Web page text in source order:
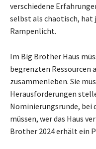
verschiedene
selbst als chaotisch, hat
Rampenlicht.
Im Big Brother Haus
begrenzten Ressourcen
zusammenleben. Sie
Herausforderungen
Nominierungsrunde, bei
müssen, wer das Haus
Brother 2024 erhält ein